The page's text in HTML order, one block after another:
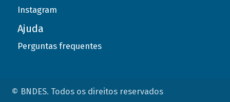
Instagram
Ajuda
Perguntas frequentes
© BNDES. Todos os direitos reservados